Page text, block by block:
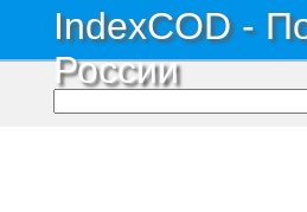
IndexCOD -
России